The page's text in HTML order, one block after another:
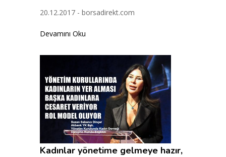
20.12.2017 - borsadirekt.com
Devamını Oku
Kadınlar yönetime gelmeye hazır,